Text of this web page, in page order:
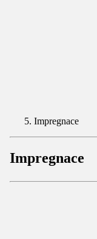
Impregnace
Impregnace